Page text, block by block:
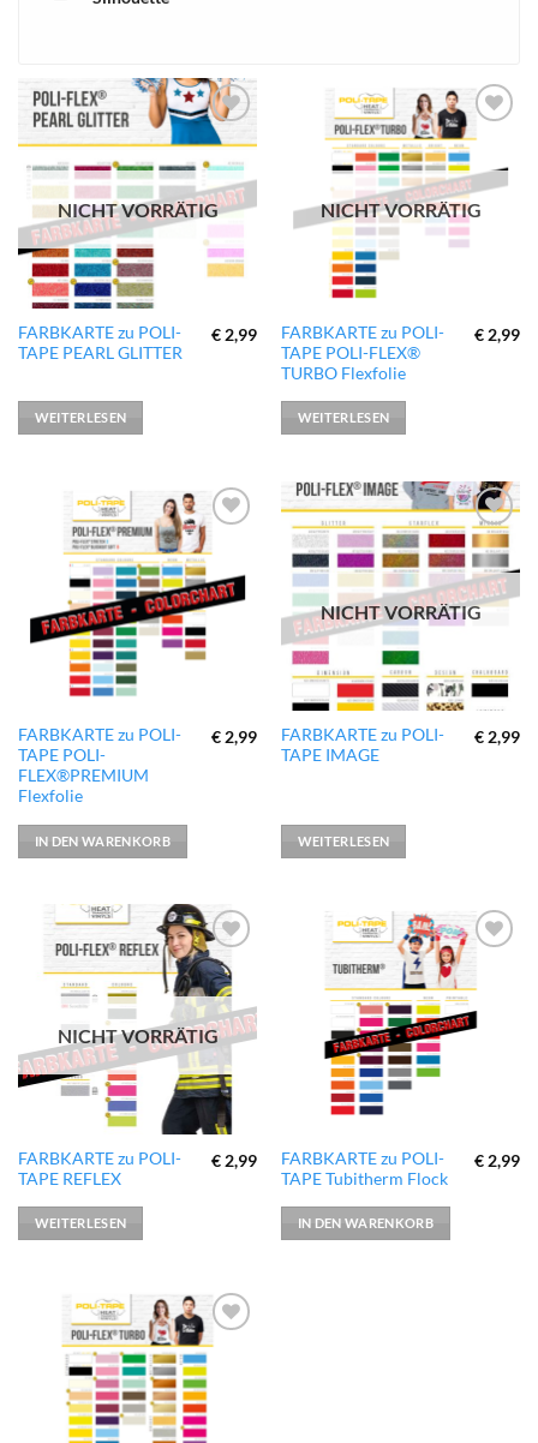
zur
hinzufügen
NICHT VORRÄTIG
FARBKARTE zu POLI-
TAPE PEARL GLITTER
€ 2,99
WEITERLESEN
zur
Wunschliste
hinzufügen
NICHT VORRÄTIG
FARBKARTE zu POLI-
TAPE POLI-FLEX®
TURBO Flexfolie
€ 2,99
WEITERLESEN
zur
Wunschliste
hinzufügen
FARBKARTE zu POLI-
TAPE POLI-
FLEX®PREMIUM
Flexfolie
€2,99
IN DEN WARENKORB
Wunschliste
hinzufügen
NICHT VORRÄTIG
FARBKARTE zu POLI-
TAPE IMAGE
€2,99
WEITERLESEN
zur
Wunschliste
hinzufügen
NICHT VORRÄTIG
FARBKARTE zu POLI-
TAPE REFLEX
€ 2,99
WEITERLESEN
zur
Wunschliste
hinzufügen
FARBKARTE zu POLI-
TAPE Tubitherm Flock
€ 2,99
IN DEN WARENKORB
zur
Wunschliste
hinzufügen